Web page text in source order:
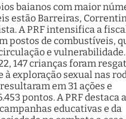
baianos com maior
estão Barreiras,
A PRF intensifica a
postos de combustíveis,
e
147 crianças foram
à exploração sexual nas
em 31 ações e
pontos. A PRF destaca a
educativas e da